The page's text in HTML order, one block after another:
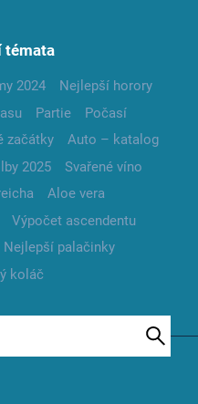
témata
2024
Nejlepší horory
Partie
Počasí
začátky
Auto – katalog
2025
Svařené víno
Aloe vera
Výpočet ascendentu
Nejlepší palačinky
koláč